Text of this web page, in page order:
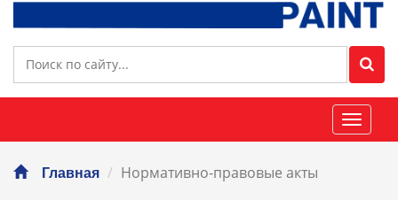
Главная Нормативно-правовые акты